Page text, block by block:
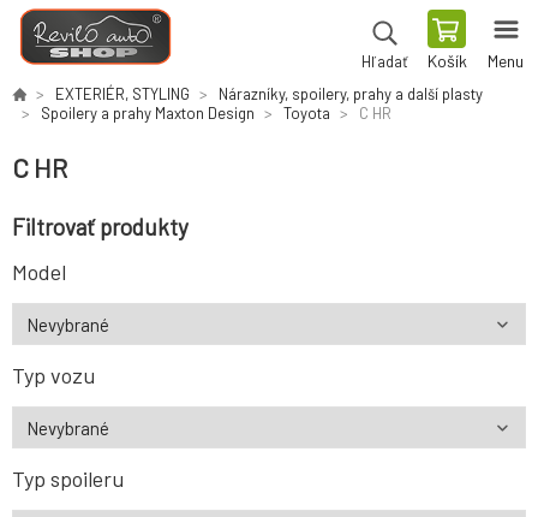
Hľadať Košík Menu
EXTERIÉR, STYLING
Nárazníky, spoilery, prahy a další plasty
Spoilery a prahy Maxton Design
Toyota C HR
C HR
Filtrovať produkty
Model
Typ vozu
Typ spoileru